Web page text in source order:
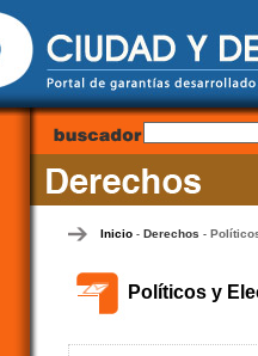
Inicio- Derechos -
Políticos y